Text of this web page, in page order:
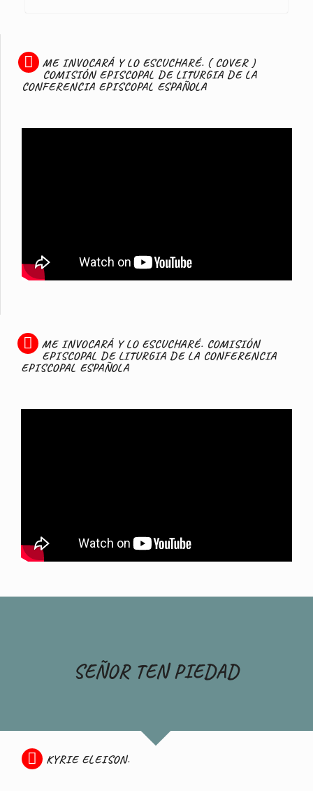
ME INVOCARÁ Y LO ESCUCHARÉ. ( COVER )
COMISIÓN EPISCOPAL DE LITURGIA DE LA
CONFERENCIA EPISCOPAL ESPAÑOLA
ME INVOCARÁ Y LO ESCUCHARÉ. COMISIÓN
EPISCOPAL DE LITURGIA DE LA CONFERENCIA
EPISCOPAL ESPAÑOLA
SEÑOR TEN PIEDAD
KYRIE ELEISON.